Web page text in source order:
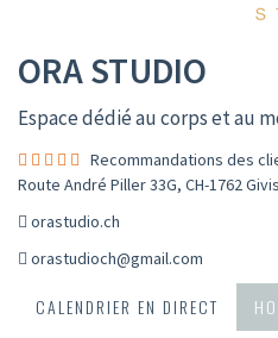
ORA STUDIO
Espace dédié au corps et au
Recommandations des
Route André Piller 33G, CH-1762
orastudio.ch
orastudioch@gmail.com
CALENDRIER EN DIRECT